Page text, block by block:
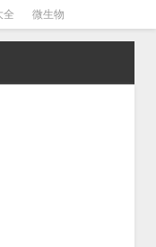
全 微生物
口腔医学 禁戒毒品